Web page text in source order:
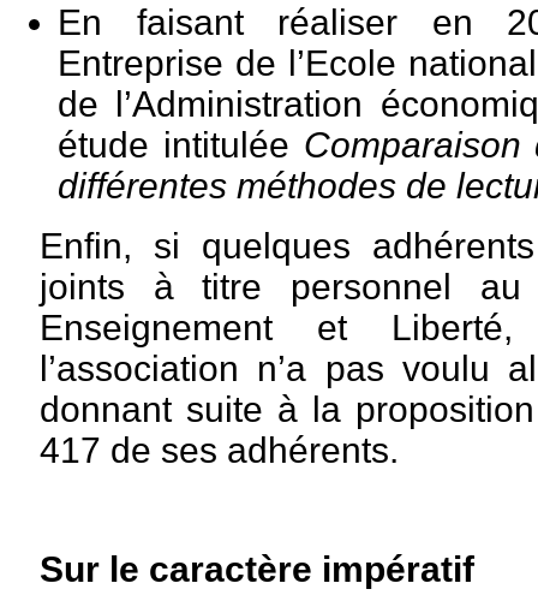
En faisant réaliser en
Entreprise de l’Ecole
de l’Administration
étude intitulée
différentes méthodes de
Enfin, si quelques
joints à titre personnel au
Enseignement et
l’association n’a pas voulu
donnant suite à la
417 de ses adhérents.
Sur le caractère impératif